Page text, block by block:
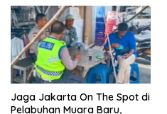
Jaga Jakarta On The Spot di
Pelabuhan Muara Baru,